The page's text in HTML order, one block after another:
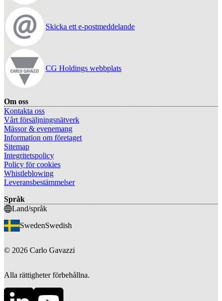
Skicka ett e-postmeddelande
CG Holdings webbplats
Om oss
Kontakta oss
Vårt försäljningsnätverk
Mässor & evenemang
Information om företaget
Sitemap
Integritetspolicy
Policy för cookies
Whistleblowing
Leveransbestämmelser
Språk
Land/språk
SwedenSwedish
© 2026 Carlo Gavazzi
Alla rättigheter förbehållna.